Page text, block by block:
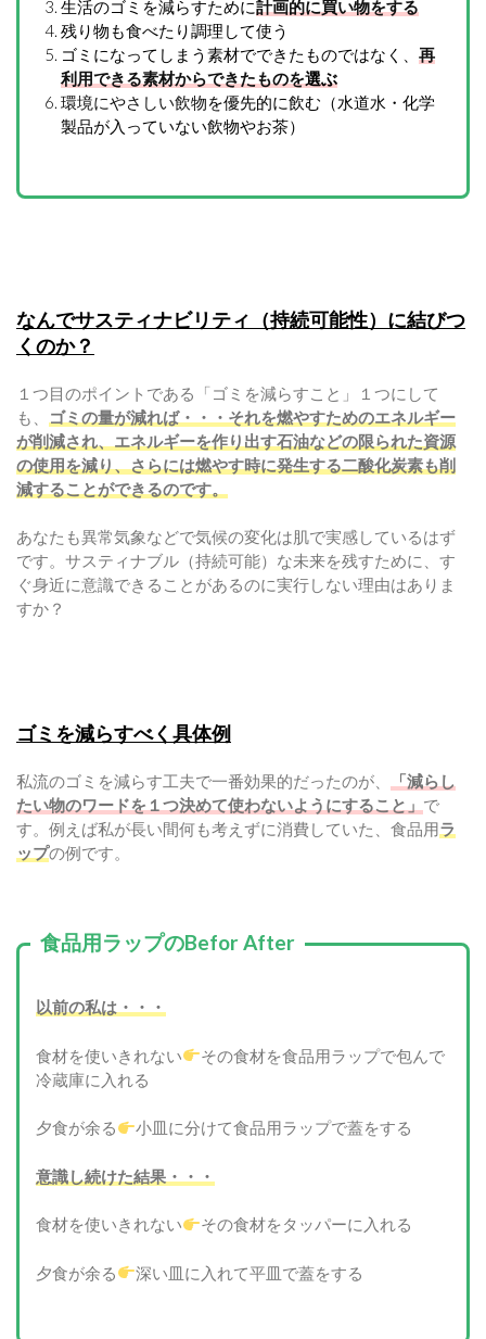
生活のゴミを減らすために計画的に買い物をする
残り物も食べたり調理して使う
ゴミになってしまう素材でできたものではなく、 再
利用できる素材からできたものを選ぶ
環境にやさしい飲物を優先的に飲む（水道水・化学
製品が入っていない飲物やお茶）
なんでサスティナビリティ（持続可能性）に結びつ
くのか？
１つ目のポイントである「ゴミを減らすこと」１つにして
も、
ゴミの量が減れば・・・それを燃やすためのエネルギー
が削減され、エネルギーを作り出す石油などの限られた資源
の使用を減り、さらには燃やす時に発生する二酸化炭素も削
減することができるのです。
あなたも異常気象などで気候の変化は肌で実感しているはず
です。サスティナブル（持続可能）な未来を残すために、す
ぐ身近に意識できることがあるのに実行しない理由はありま
すか？
ゴミを減らすべく具体例
私流のゴミを減らす工夫で一番効果的だったのが、
「減らし
たい物のワードを１つ決めて使わないようにすること」 で
す。例えば私が長い間何も考えずに消費していた、食品用ラ
ップの例です。
食品用ラップのBefor After
以前の私は・・・
食材を使いきれない
その食材を食品用ラップで包んで
冷蔵庫に入れる
夕食が余る 小皿に分けて食品用ラップで蓋をする
意識し続けた結果・・・
食材を使いきれない その食材をタッパーに入れる
夕食が余る 深い皿に入れて平皿で蓋をする